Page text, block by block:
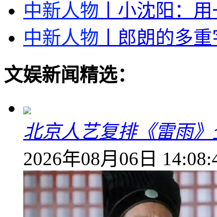
中新人物 丨小沈阳：
中新人物 丨郎朗的多
文娱新闻精选：
北京人艺复排《雷雨》
2026年08月06日